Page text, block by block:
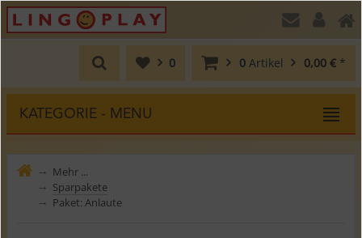
0 Artikel 0,00 € *
0
KATEGORIE - MENU
⤍ Mehr ...
⤍ Sparpakete
⤍ Paket: Anlaute